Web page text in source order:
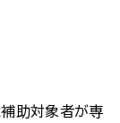
助対象者が専